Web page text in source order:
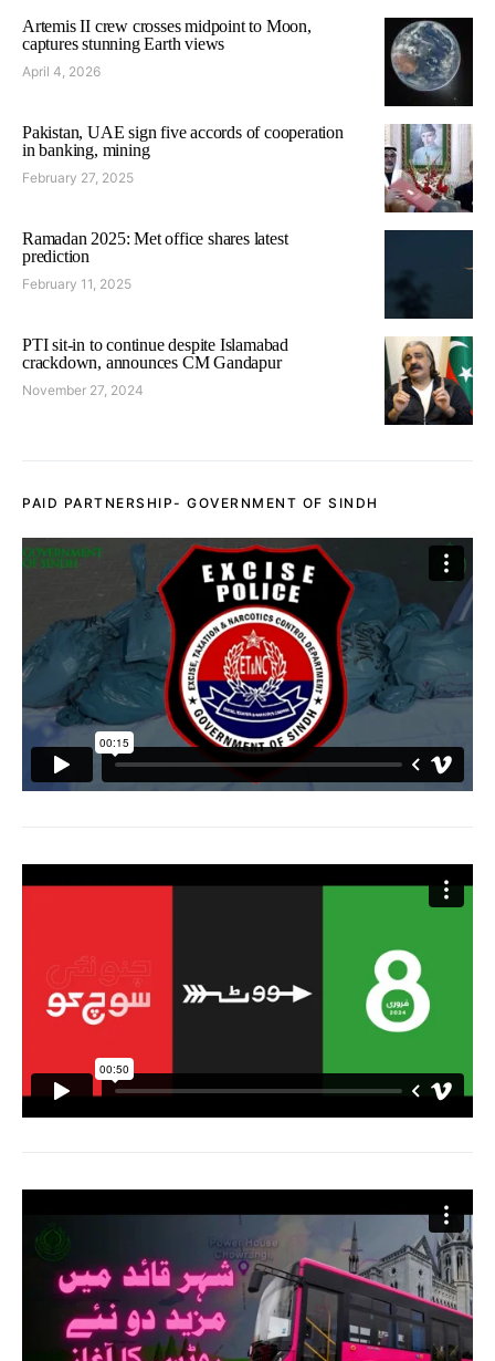
Artemis II crew crosses midpoint to Moon,
captures stunning Earth views
April 4, 2026
Pakistan, UAE sign five accords of cooperation
in banking, mining
February 27, 2025
Ramadan 2025: Met office shares latest
prediction
February 11, 2025
PTI sit-in to continue despite Islamabad
crackdown, announces CM Gandapur
November 27, 2024
PAID PARTNERSHIP- GOVERNMENT OF SINDH